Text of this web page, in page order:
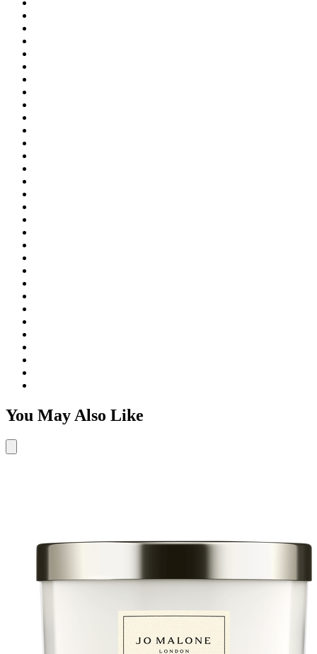
You May Also Like